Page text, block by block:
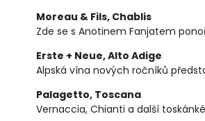
Moreau & Fils, Chablis
Zde se s Anotinem Fanjatem
Erste + Neue, Alto Adige
Alpská vína nových ročníků
Palagetto, Toscana
Vernaccia, Chianti a další